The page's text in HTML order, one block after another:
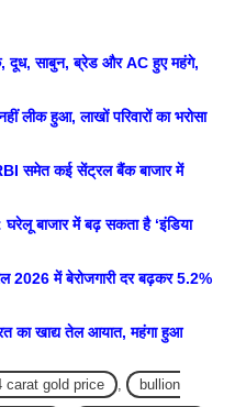
दूध, साबुन, ब्रेड और AC हुए महंगे,
हुआ, लाखों परिवारों का भरोसा
समेत कई सेंट्रल बैंक बाजार में
घरेलू बाजार में बढ़ सकता है ‘इंडिया
2026 में बेरोजगारी दर बढ़कर 5.2%
का खाद्य तेल आयात, महंगा हुआ
carat gold price bullion